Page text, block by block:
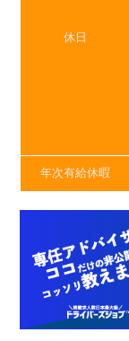
休日
年次有給休暇